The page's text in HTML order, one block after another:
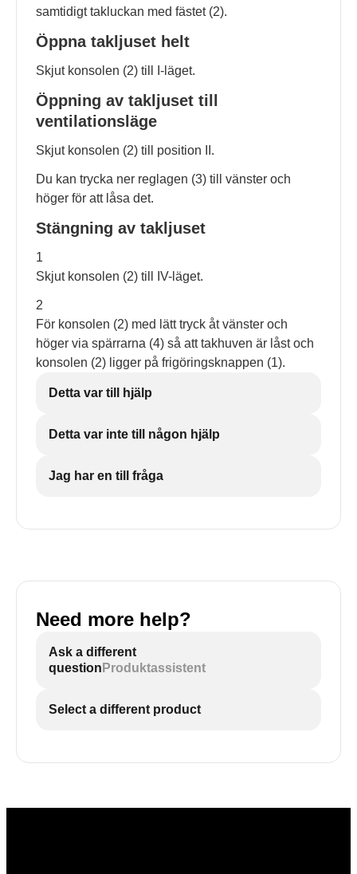
samtidigt takluckan med fästet (2).
Öppna takljuset helt
Skjut konsolen (2) till I-läget.
Öppning av takljuset till
ventilationsläge
Skjut konsolen (2) till position II.
Du kan trycka ner reglagen (3) till vänster och
höger för att låsa det.
Stängning av takljuset
1
Skjut konsolen (2) till IV-läget.
2
För konsolen (2) med lätt tryck åt vänster och
höger via spärrarna (4) så att takhuven är låst och
konsolen (2) ligger på frigöringsknappen (1).
Detta var till hjälp
Detta var inte till någon hjälp
Jag har en till fråga
Need more help?
Ask a different
question Produktassistent
Select a different product